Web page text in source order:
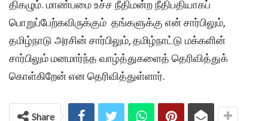
திகழும். மாண்பமை உச்ச நீதிமன்ற நீதிபதியாகப்
பொறுப்பேற்கவிருக்கும் தங்களுக்கு என் சார்பிலும்,
தமிழ்நாடு அரசின் சார்பிலும், தமிழ்நாட்டு மக்களின்
சார்பிலும் மனமார்ந்த வாழ்த்துகளைத் தெரிவித்துக்
கொள்கிறேன் என தெரிவித்துள்ளார்.
Share